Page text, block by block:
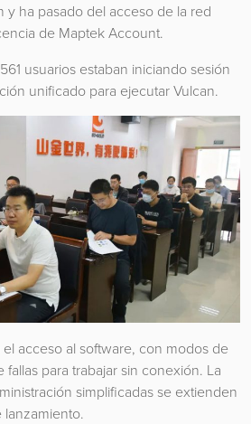
y ha pasado del acceso de la red
de Maptek Account.
usuarios estaban iniciando sesión
unificado para ejecutar Vulcan.
acceso al software, con modos de
para trabajar sin conexión. La
simplificadas se extienden
lanzamiento.